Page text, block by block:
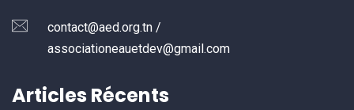
contact@aed.org.tn /
associationeauetdev@gmail.com
Articles Récents